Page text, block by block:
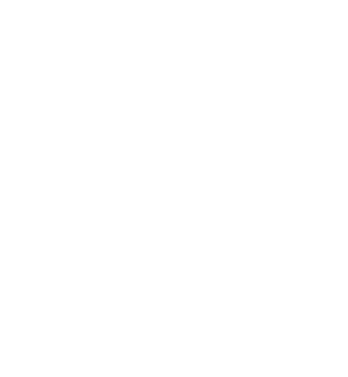
构优化，重量控制便于单手持握，